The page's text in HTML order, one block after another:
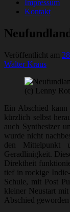
Impressum
Kontakt
Veröffentlicht am
Walter Kraus
(c) Lenny
Ein Abschied
kürzlich selbst
auch Synthesizer
wurde nicht
den Mittelpunkt
Geradlinigkeit.
Direktheit
tief in rockige
Schule, mit Post
kleiner Neustart
Abschied